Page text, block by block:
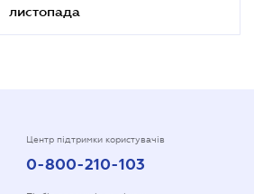
листопада
Центр підтримки користувачів
0-800-210-103